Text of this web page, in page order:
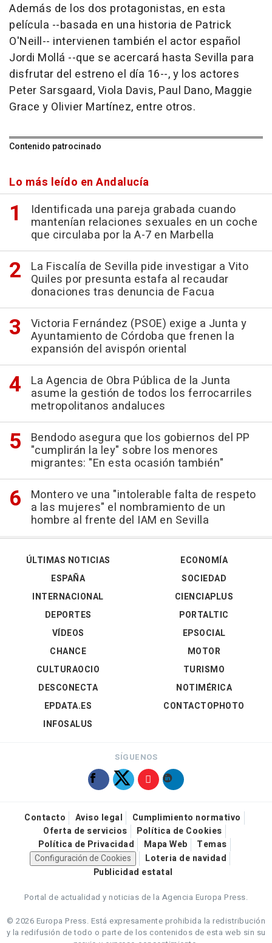
Además de los dos protagonistas, en esta
película --basada en una historia de Patrick
O'Neill-- intervienen también el actor español
Jordi Mollá --que se acercará hasta Sevilla para
disfrutar del estreno el día 16--, y los actores
Peter Sarsgaard, Viola Davis, Paul Dano, Maggie
Grace y Olivier Martínez, entre otros.
Contenido patrocinado
Lo más leído en Andalucía
Identificada una pareja grabada cuando
mantenían relaciones sexuales en un coche
que circulaba por la A-7 en Marbella
La Fiscalía de Sevilla pide investigar a Vito
Quiles por presunta estafa al recaudar
donaciones tras denuncia de Facua
Victoria Fernández (PSOE) exige a Junta y
Ayuntamiento de Córdoba que frenen la
expansión del avispón oriental
La Agencia de Obra Pública de la Junta
asume la gestión de todos los ferrocarriles
metropolitanos andaluces
Bendodo asegura que los gobiernos del PP
"cumplirán la ley" sobre los menores
migrantes: "En esta ocasión también"
Montero ve una "intolerable falta de respeto
a las mujeres" el nombramiento de un
hombre al frente del IAM en Sevilla
ÚLTIMAS NOTICIAS
ESPAÑA
INTERNACIONAL
DEPORTES
VÍDEOS
ECONOMÍA
SOCIEDAD
CIENCIAPLUS
PORTALTIC
EPSOCIAL
CHANCE
CULTURAOCIO
DESCONECTA
EPDATA.ES
INFOSALUS
MOTOR
TURISMO
NOTIMÉRICA
CONTACTOPHOTO
SÍGUENOS
Contacto Aviso legal
Cumplimiento normativo
Oferta de servicios
Política de Cookies
Política de Privacidad
Mapa Web
Temas
Configuración de Cookies
Loteria de navidad
Publicidad estatal
Portal de actualidad y noticias de la Agencia Europa Press.
© 2026 Europa Press. Está expresamente prohibida la redistribución
y la redifusión de todo o parte de los contenidos de esta web sin su